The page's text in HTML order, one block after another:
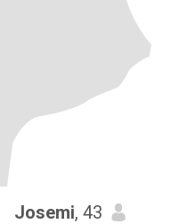
Josemi, 43